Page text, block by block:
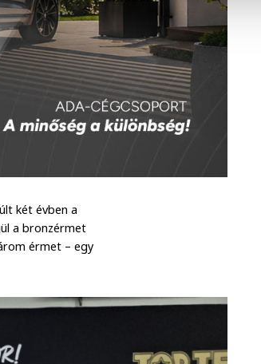
két évben a
a bronzérmet
érmet – egy